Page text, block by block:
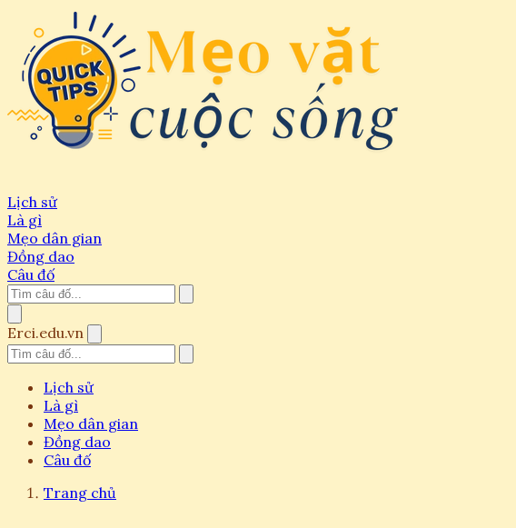
Lịch sử
Là gì
Mẹo dân gian
Đồng dao
Câu đố
Erci.edu.vn
Lịch sử
Là gì
Mẹo dân gian
Đồng dao
Câu đố
Trang chủ